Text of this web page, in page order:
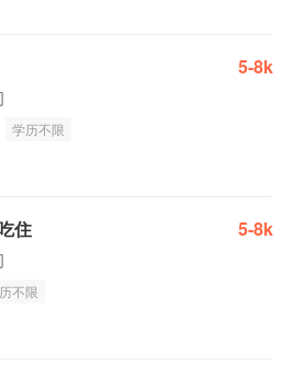
5-8k
学历不限
住 5-8k
不限